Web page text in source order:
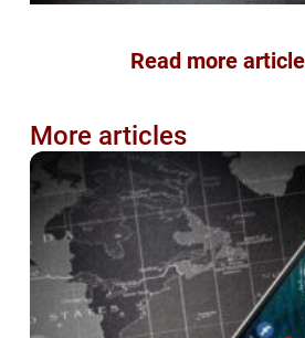
Read more
More articles